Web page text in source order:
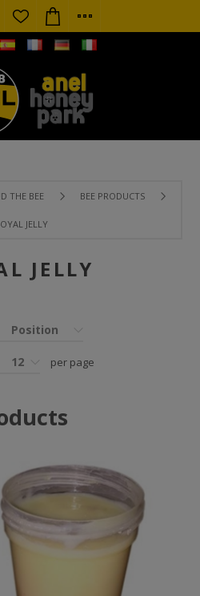
THE BEE BEE PRODUCTS
JELLY
JELLY
Position
12 per page